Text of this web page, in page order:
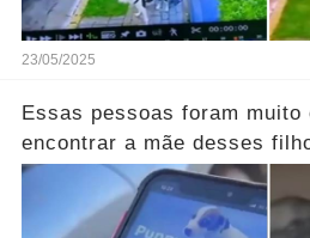
23/05/2025
Essas pessoas foram
encontrar a mãe desses